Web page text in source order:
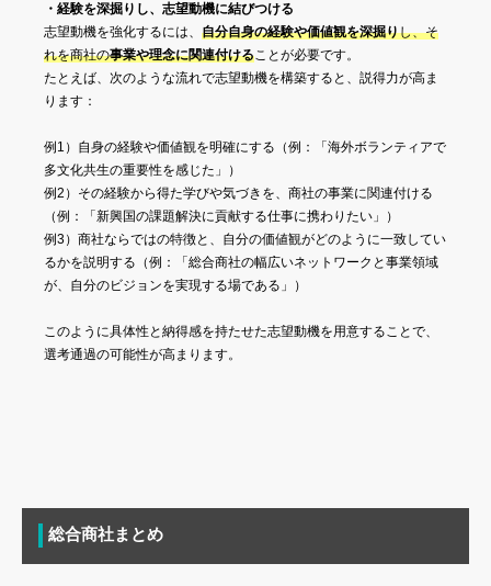
・経験を深掘りし、志望動機に結びつける
志望動機を強化するには、 自分自身の経験や価値観を深掘りし、そ
れを商社の事業や理念に関連付けることが必要です。
たとえば、次のような流れで志望動機を構築すると、説得力が高ま
ります：
例1）自身の経験や価値観を明確にする（例：「海外ボランティアで
多文化共生の重要性を感じた」）
例2）その経験から得た学びや気づきを、商社の事業に関連付ける
（例：「新興国の課題解決に貢献する仕事に携わりたい」）
例3）商社ならではの特徴と、自分の価値観がどのように一致してい
るかを説明する（例：「総合商社の幅広いネットワークと事業領域
が、自分のビジョンを実現する場である」）
このように具体性と納得感を持たせた志望動機を用意することで、
選考通過の可能性が高まります。
総合商社まとめ